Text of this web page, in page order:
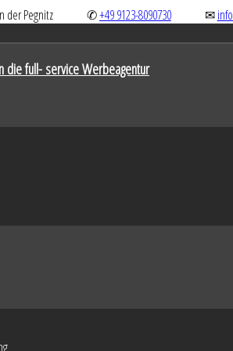
der Pegnitz ✆+49 9123-8090730 ✉
die full- service Werbeagentur